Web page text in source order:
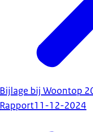
Bijlage bij Woontop
Rapport11-12-2024